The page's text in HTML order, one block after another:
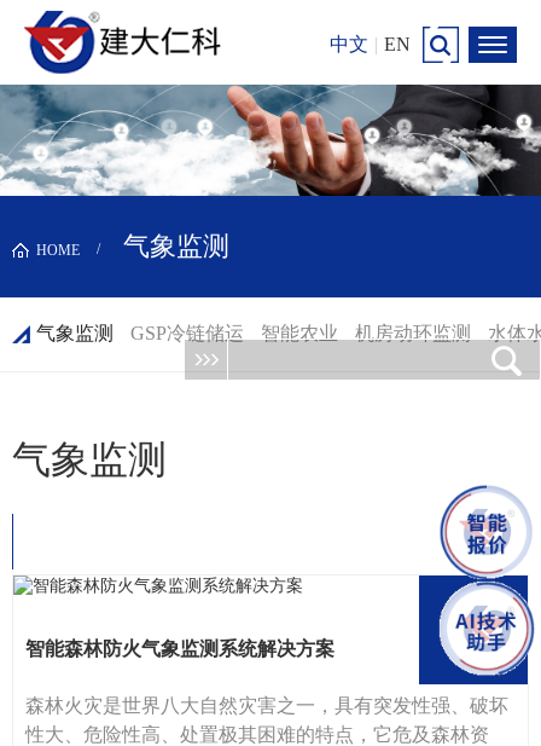
中文 | EN
HOME 气象监测
气象监测 GSP冷链储运 智能农业 机房动环监测 水体
气象监测
11-14
2022
智能森林防火气象监测系统解决方案
森林火灾是世界八大自然灾害之一，具有突发性强、破坏
性大、危险性高、处置极其困难的特点，它危及森林资